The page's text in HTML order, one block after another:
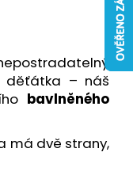
děťátka – náš
bavlněného
má dvě strany,